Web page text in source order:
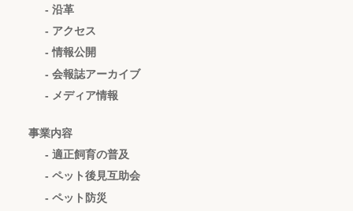
- 沿革
- アクセス
- 情報公開
- 会報誌アーカイブ
- メディア情報
事業内容
- 適正飼育の普及
- ペット後見互助会
- ペット防災